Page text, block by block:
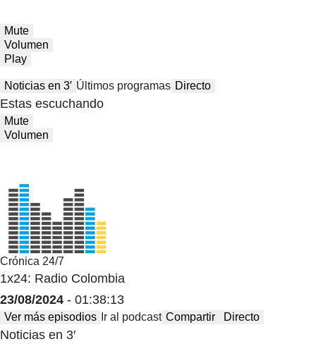
Mute
Volumen
Play
Noticias en 3′ Últimos programas Directo
Estas escuchando
Mute
Volumen
Crónica 24/7
1x24: Radio Colombia
23/08/2024 - 01:38:13
Ver más episodios Ir al podcast Compartir Directo
Noticias en 3′